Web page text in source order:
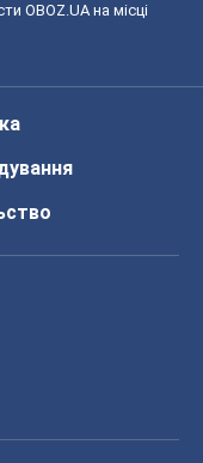
OBOZ.UA на місці